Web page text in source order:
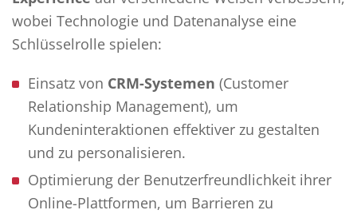
wobei Technologie und Datenanalyse eine
Schlüsselrolle spielen:
Einsatz von CRM-Systemen (Customer
Relationship Management), um
Kundeninteraktionen effektiver zu gestalten
und zu personalisieren.
Optimierung der Benutzerfreundlichkeit ihrer
Online-Plattformen, um Barrieren zu